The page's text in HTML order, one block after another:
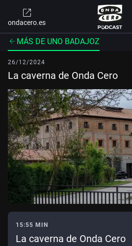
ondacero.es
MÁS DE UNO BADAJOZ
26/12/2024
La caverna de Onda Cero
15:55 MIN
La caverna de Onda Cero